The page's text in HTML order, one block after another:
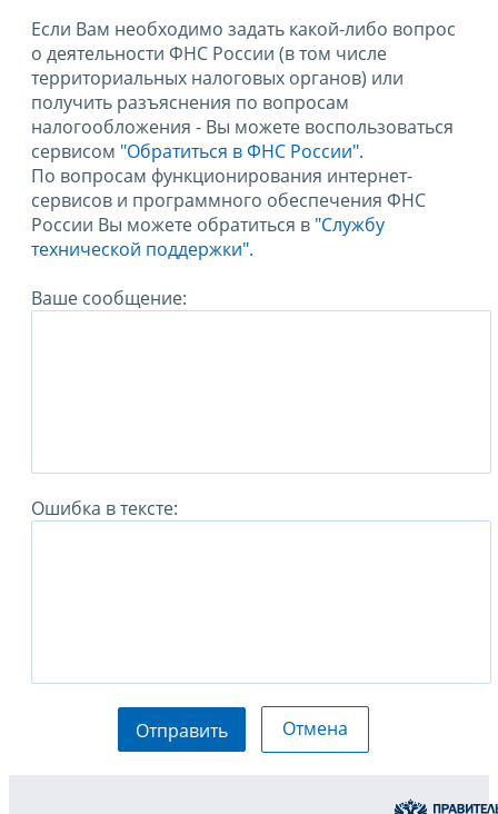
Если Вам необходимо задать какой-либо вопрос
о деятельности ФНС России (в том числе
территориальных налоговых органов) или
получить разъяснения по вопросам
налогообложения - Вы можете воспользоваться
сервисом "Обратиться в ФНС России".
По вопросам функционирования интернет-
сервисов и программного обеспечения ФНС
России Вы можете обратиться в "Службу
технической поддержки".
Ваше сообщение:
Ошибка в тексте:
Отправить Отмена